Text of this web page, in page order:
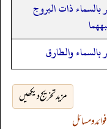
بالسماء ذات البروج
بالسماء والطارق
مزید تخریج دیکھیں